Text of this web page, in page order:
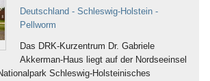
Deutschland - Schleswig-Holstein -
Pellworm
Das DRK-Kurzentrum Dr. Gabriele
Akkerman-Haus liegt auf der Nordseeinsel
Schleswig-Holsteinisches